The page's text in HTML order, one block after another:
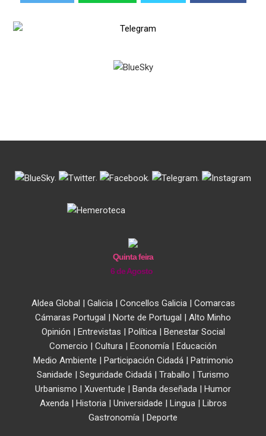
. . . .
Quinta feira
6 de Agosto
Aldea Global | Galicia| Concellos Galicia| Comarcas
Cámaras Portugal | Norte de Portugal | Alto Minho
Opinión | Entrevistas | Política| Benestar Social
Comercio | Cultura | Economía | Educación
Medio Ambiente | Participación Cidadá| Patrimonio
Sanidade | Seguridade Cidadá | Traballo | Turismo
Urbanismo | Xuventude | Banda deseñada | Humor
Axenda| Historia| Universidade | Lingua| Libros
Gastronomía | Deporte